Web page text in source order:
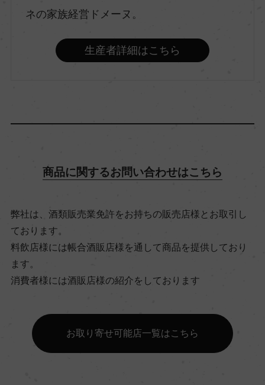
ピノ・ノワール 100%
ビオ情報・認証機関
リュット・レゾネ
有機JAS認証
コンクール入賞歴
ネの家族経営ドメーヌ。
生産者詳細はこちら
商品に関するお問い合わせはこちら
弊社は、酒類販売業免許をお持ちの販売店様とお取引し
ております。
料飲店様には帳合酒販店様を通して商品を提供しており
ます。
消費者様には酒販店様の紹介をしております
お取り寄せ可能店一覧はこちら